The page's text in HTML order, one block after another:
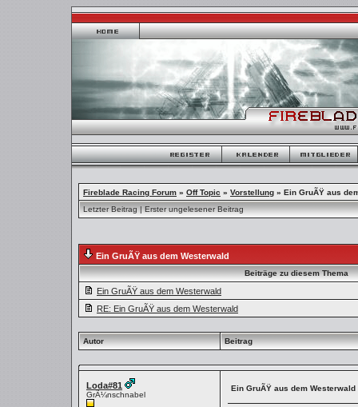
Fireblade Racing Forum » Off Topic » Vorstellung » Ein GruÃŸ aus
Letzter Beitrag|Erster ungelesener Beitrag
Ein GruÃŸ aus dem Westerwald
Beiträge zu diesem Thema
Ein GruÃŸ aus dem Westerwald
RE: Ein GruÃŸ aus dem Westerwald
Autor Beitrag
Loda#81
GrÃ¼nschnabel
Ein GruÃŸ aus dem Westerwald